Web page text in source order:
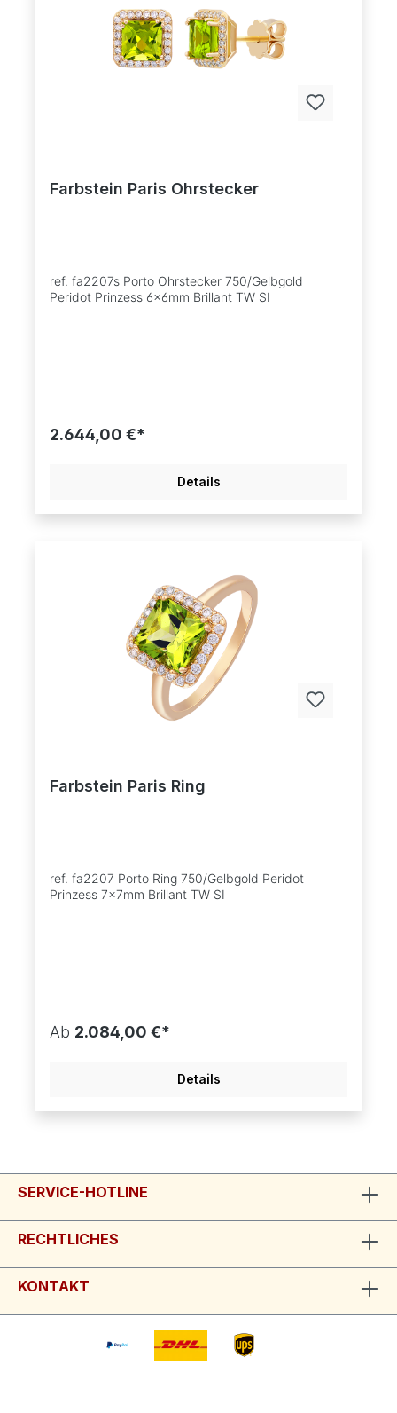
Farbstein Paris Ohrstecker
ref. fa2207s Porto Ohrstecker 750/Gelbgold
Peridot Prinzess 6x6mm Brillant TW SI
2.644,00 €*
Details
Farbstein Paris Ring
ref. fa2207 Porto Ring 750/Gelbgold Peridot
Prinzess 7x7mm Brillant TW SI
Ab 2.084,00 €*
Details
SERVICE-HOTLINE
RECHTLICHES
KONTAKT